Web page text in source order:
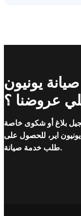
يونيون
عروضنا ؟
بلاغ أو شكوى خاصة
اير، للحصول على
طلب خدمة صيانة.